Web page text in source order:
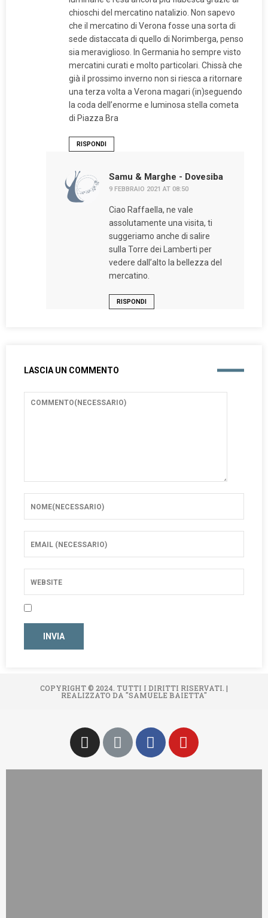
chioschi del mercatino natalizio. Non sapevo
che il mercatino di Verona fosse una sorta di
sede distaccata di quello di Norimberga, penso
sia meraviglioso. In Germania ho sempre visto
mercatini curati e molto particolari. Chissà che
già il prossimo inverno non si riesca a ritornare
una terza volta a Verona magari (in)seguendo
la coda dell’enorme e luminosa stella cometa
di Piazza Bra
RISPONDI
Samu & Marghe - Dovesiba
9 FEBBRAIO 2021 AT 08:50
Ciao Raffaella, ne vale
assolutamente una visita, ti
suggeriamo anche di salire
sulla Torre dei Lamberti per
vedere dall’alto la bellezza del
mercatino.
RISPONDI
LASCIA UN COMMENTO
COPYRIGHT © 2024. TUTTI I DIRITTI RISERVATI. |
REALIZZATO DA "SAMUELE BAIETTA"